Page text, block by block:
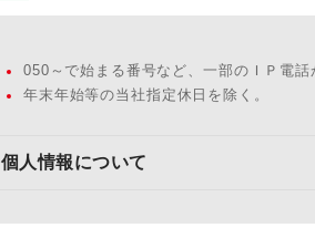
050～で始まる番号など、一部のＩＰ電
年末年始等の当社指定休日を除く。
個人情報について